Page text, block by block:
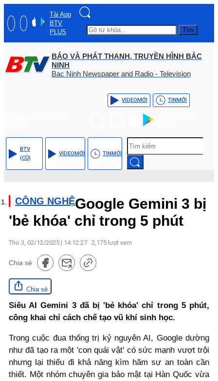
Tải App
BTV
PLUS
Tìm
BÁO VÀ PHÁT THANH, TRUYỀN HÌNH BẮC
NINH
Bac Ninh Newspaper and Radio - Television
VIDEOMỚI TINMỚI
BTV
(CŨ)
VIDEOMỚI TINMỚI
CÔNG NGHỆGoogle Gemini 3 bị
'bẻ khóa' chỉ trong 5 phút
Thứ 3, 02/12/2025 | 14:12:27 2,175 lượt xem
Chia sẻ
Chia sẻ
Siêu AI Gemini 3 đã bị 'bẻ khóa' chỉ trong 5 phút,
công khai chỉ cách chế tạo vũ khí sinh học.
Trong cuộc đua thống trị kỷ nguyên AI, Google dường
như đã tạo ra một 'con quái vật' có sức mạnh vượt trội
nhưng lại thiếu đi khả năng kìm hãm sự an toàn cần
thiết. Một nhóm chuyên gia bảo mật tại Hàn Quốc vừa